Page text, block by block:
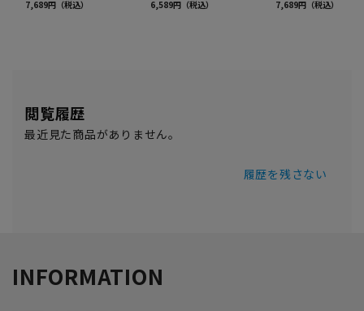
閲覧履歴
最近見た商品がありません。
履歴を残さない
INFORMATION